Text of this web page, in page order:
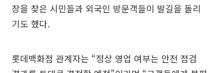
장을 찾은 시민들과 외국인 방문객들이 발길을 돌리
기도 했다.
롯데백화점 관계자는 “정상 영업 여부는 안전 점검